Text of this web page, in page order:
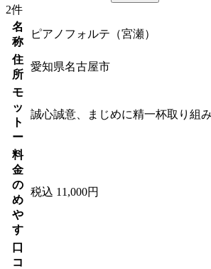
2件
名
称
ピアノフォルテ（宮瀬）
住
所
愛知県名古屋市
モ
ッ
ト
ー
誠心誠意、まじめに精一杯取り組み
料
金
の
め
や
す
税込 11,000円
口
コ